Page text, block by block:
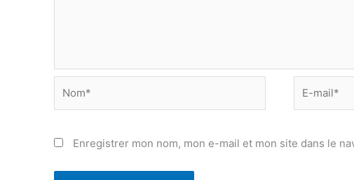
mail*
Enregistrer mon nom, mon e-mail et mon site dans le